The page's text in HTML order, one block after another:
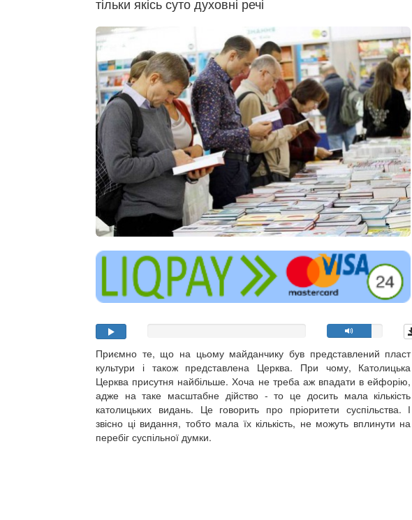
Приємно те, що на цьому майданчику був представлений пласт
культури і також представлена Церква. При чому, Католицька
Церква присутня найбільше. Хоча не треба аж впадати в ейфорію,
адже на таке масштабне дійство - то це досить мала кількість
католицьких видань. Це говорить про пріоритети суспільства. І
звісно ці видання, тобто мала їх кількість, не можуть вплинути на
перебіг суспільної думки.